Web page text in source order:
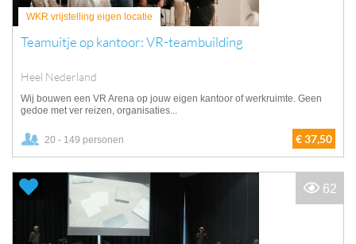
WKR vrijstelling eigen locatie
Teamuitje op kantoor: VR-teambuilding
Heel Nederland
Wij bouwen een VR Arena op jouw eigen kantoor of werkruimte. Geen
gedoe met ver reizen, organisaties...
20 - 149 personen € 37,50
62